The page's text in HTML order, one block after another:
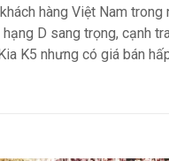
hàng Việt Nam
D sang trọng, cạnh
K5 nhưng có giá bán